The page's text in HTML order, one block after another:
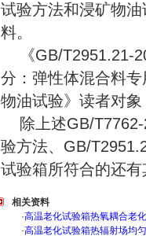
试验方法和浸矿物
料。
《GB/T2951.21-
分：弹性体混合料
物油试验》读者对
除上述GB/T7762-
验方法、GB/
试验箱所符合的还
相关资料
·高温老化试验箱热氧耦合老
·高温老化试验箱热辐射场均